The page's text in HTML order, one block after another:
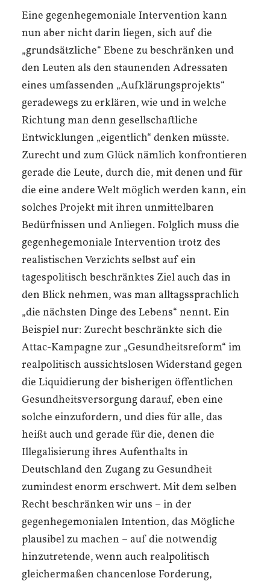
Eine gegenhegemoniale Intervention kann
nun aber nicht darin liegen, sich auf die
„grundsätzliche“ Ebene zu beschränken und
den Leuten als den staunenden Adressaten
eines umfassenden „Aufklärungsprojekts“
geradewegs zu erklären, wie und in welche
Richtung man denn gesellschaftliche
Entwicklungen „eigentlich“ denken müsste.
Zurecht und zum Glück nämlich konfrontieren
gerade die Leute, durch die, mit denen und für
die eine andere Welt möglich werden kann, ein
solches Projekt mit ihren unmittelbaren
Bedürfnissen und Anliegen. Folglich muss die
gegenhegemoniale Intervention trotz des
realistischen Verzichts selbst auf ein
tagespolitisch beschränktes Ziel auch das in
den Blick nehmen, was man alltagssprachlich
„die nächsten Dinge des Lebens“ nennt. Ein
Beispiel nur: Zurecht beschränkte sich die
Attac-Kampagne zur „Gesundheitsreform“ im
realpolitisch aussichtslosen Widerstand gegen
die Liquidierung der bisherigen öffentlichen
Gesundheitsversorgung darauf, eben eine
solche einzufordern, und dies für alle, das
heißt auch und gerade für die, denen die
Illegalisierung ihres Aufenthalts in
Deutschland den Zugang zu Gesundheit
zumindest enorm erschwert. Mit dem selben
Recht beschränken wir uns – in der
gegenhegemonialen Intention, das Mögliche
plausibel zu machen – auf die notwendig
hinzutretende, wenn auch realpolitisch
gleichermaßen chancenlose Forderung,